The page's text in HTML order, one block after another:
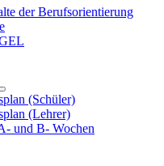
der Berufsorientierung
(Schüler)
(Lehrer)
und B- Wochen